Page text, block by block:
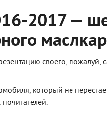
2017 —
своего, пожалуй,
который не